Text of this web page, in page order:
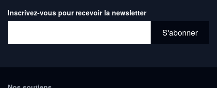
Inscrivez-vous pour recevoir la newsletter